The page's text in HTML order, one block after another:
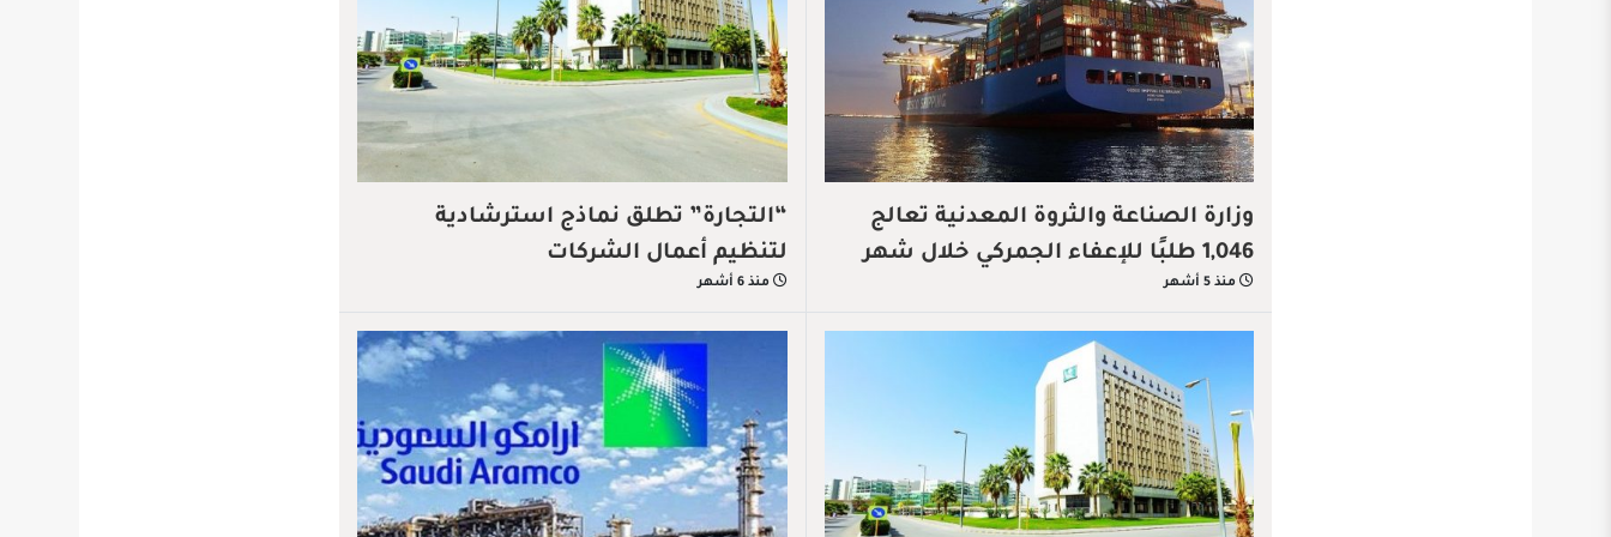
وزارة الصناعة والثروة المعدنية تعالج
1,046 طلبًا للإعفاء الجمركي خلال شهر
منذ 5 أشهر
“التجارة” تطلق نماذج استرشادية
لتنظيم أعمال الشركات
منذ 6 أشهر